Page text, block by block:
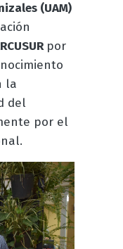
(UAM)
por
la
del
por el